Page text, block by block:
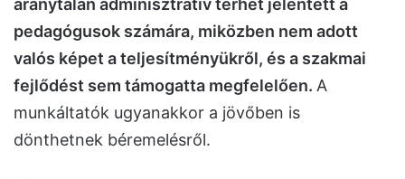
aránytalan adminisztratív terhet jelentett a
pedagógusok számára, miközben nem adott
valós képet a teljesítményükről, és a szakmai
fejlődést sem támogatta megfelelően. A
munkáltatók ugyanakkor a jövőben is
dönthetnek béremelésről.